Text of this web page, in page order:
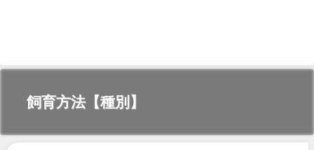
飼育方法【種別】